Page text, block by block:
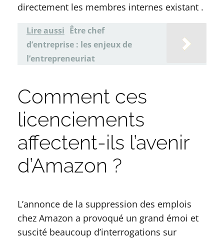
directement les membres internes existant .
Lire aussi Être chef
d’entreprise : les enjeux de
l’entrepreneuriat
Comment ces
licenciements
affectent-ils l’avenir
d’Amazon ?
L’annonce de la suppression des emplois
chez Amazon a provoqué un grand émoi et
suscité beaucoup d’interrogations sur